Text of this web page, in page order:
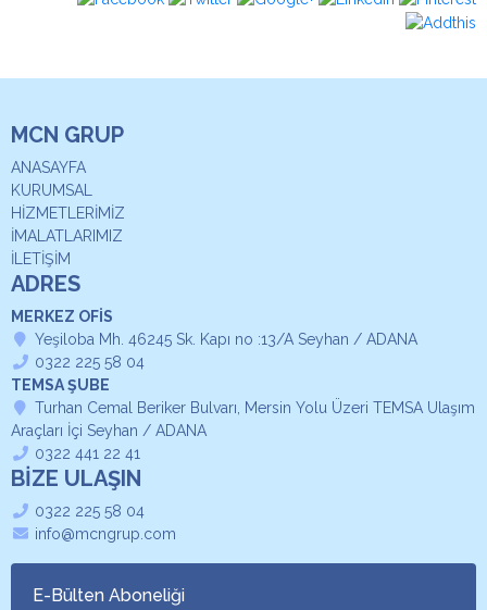
MCN GRUP
ANASAYFA
KURUMSAL
HİZMETLERİMİZ
İMALATLARIMIZ
İLETİŞİM
ADRES
MERKEZ OFİS
Yeşiloba Mh. 46245 Sk. Kapı no :13/A Seyhan / ADANA
0322 225 58 04
TEMSA ŞUBE
Turhan Cemal Beriker Bulvarı, Mersin Yolu Üzeri TEMSA Ulaşım
Araçları İçi Seyhan / ADANA
0322 441 22 41
BİZE ULAŞIN
0322 225 58 04
info@mcngrup.com
E-Bülten Aboneliği